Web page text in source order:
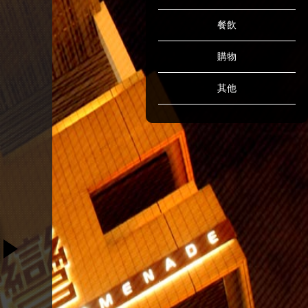
餐飲
購物
其他